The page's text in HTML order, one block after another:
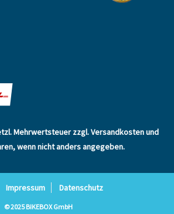
Mehrwertsteuer zzgl.Versandkostenund
wenn nicht anders angegeben.
Impressum Datenschutz
© 2025 BIKEBOX GmbH